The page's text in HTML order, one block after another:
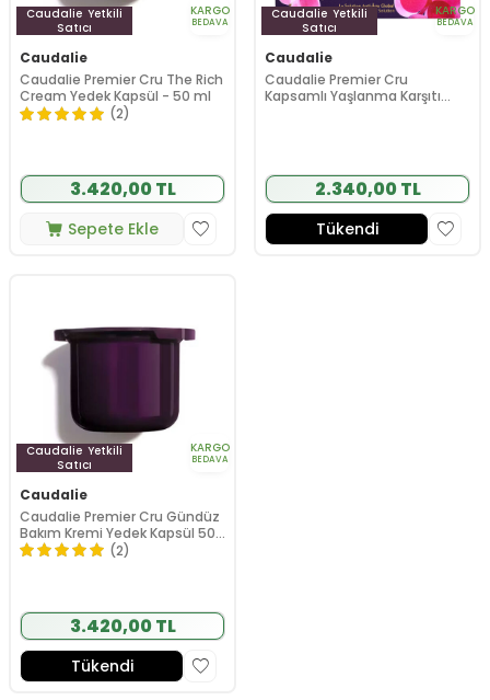
Caudalie Yetkili
Satıcı
KARGO
BEDAVA
Caudalie
Caudalie Premier Cru The Rich
Cream Yedek Kapsül - 50 ml
(2)
3.420,00 TL
Sepete Ekle
Caudalie Yetkili
Satıcı
KARGO
BEDAVA
Caudalie
Caudalie Premier Cru
Kapsamlı Yaşlanma Karşıtı
2.340,00 TL
Tükendi
Caudalie Yetkili
Satıcı
KARGO
BEDAVA
Caudalie
Caudalie Premier Cru Gündüz
Bakım Kremi Yedek Kapsül 50
ml
(2)
3.420,00 TL
Tükendi